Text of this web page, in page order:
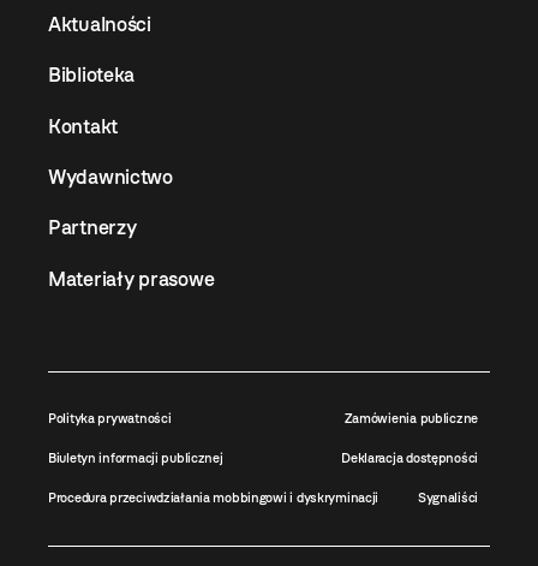
Aktualności
Biblioteka
Kontakt
Wydawnictwo
Partnerzy
Materiały prasowe
Polityka prywatności Zamówienia publiczne
Biuletyn informacji publicznej Deklaracja dostępności
Procedura przeciwdziałania mobbingowi i dyskryminacji Sygnaliści